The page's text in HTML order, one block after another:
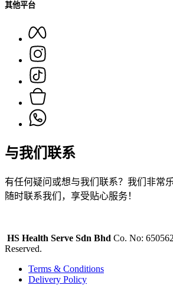
其他平台
与我们联系
有任何疑问或想与我们联系？我们非常
随时联系我们，享受贴心服务！
HS Health Serve Sdn Bhd Co. No:
Reserved.
Terms & Conditions
Delivery Policy